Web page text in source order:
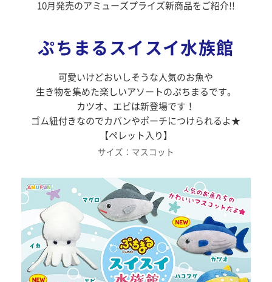
10月発売のアミューズプライズ新商品をご紹介!!
ぷちまるスイスイ水族館
可愛いけどおいしそうな人気のお魚や
生き物を集めた楽しいアソートのぷちまるです。
カツオ、エビは新登場です！
ゴム紐付きなのでカバンやポーチにつけられるよ★
【ペレット入り】
サイズ：マスコット